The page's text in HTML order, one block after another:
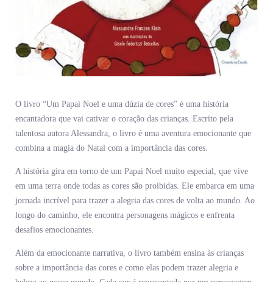
O livro “Um Papai Noel e uma dúzia de cores” é uma história
encantadora que vai cativar o coração das crianças. Escrito pela
talentosa autora Alessandra, o livro é uma aventura emocionante que
combina a magia do Natal com a importância das cores.
A história gira em torno de um Papai Noel muito especial, que vive
em uma terra onde todas as cores são proibidas. Ele embarca em uma
jornada incrível para trazer a alegria das cores de volta ao mundo. Ao
longo do caminho, ele encontra personagens mágicos e enfrenta
desafios emocionantes.
Além da emocionante narrativa, o livro também ensina às crianças
sobre a importância das cores e como elas podem trazer alegria e